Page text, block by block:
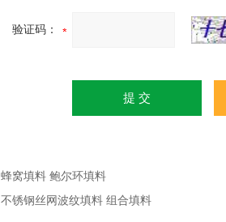
验证码：
蜂窝填料 鲍尔环填料
不锈钢丝网波纹填料 组合填料